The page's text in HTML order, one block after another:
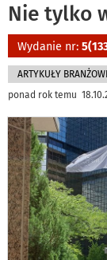
Nie tylko
Wydanie nr:
ARTYKUŁY
ponad rok temu